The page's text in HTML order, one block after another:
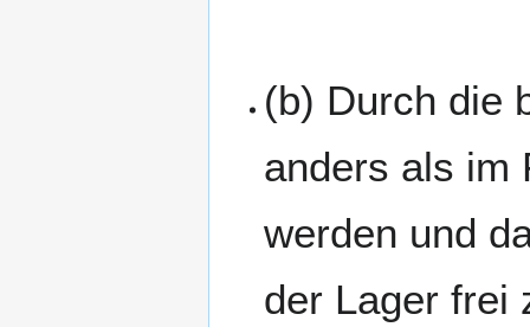
(b) Durch die
anders als im
werden und
der Lager frei